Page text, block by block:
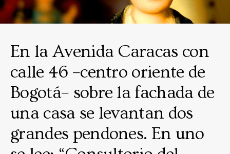
En la Avenida Caracas con
calle 46 –centro oriente de
Bogotá– sobre la fachada de
una casa se levantan dos
grandes pendones. En uno